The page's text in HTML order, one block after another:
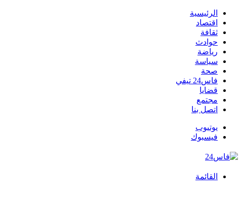
الرئيسية
اقتصاد
ثقافة
حوادث
رياضة
سياسة
صحة
فاس24 تيفي
قضايا
مجتمع
اتصل بنا
يوتيوب
فيسبوك
القائمة